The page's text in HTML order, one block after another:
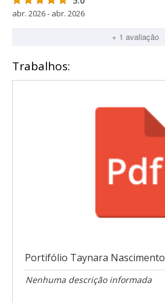
abr. 2026 - abr. 2026
+ 1 avaliação
Trabalhos:
Portifólio Taynara Nascimento
Nenhuma descrição informada